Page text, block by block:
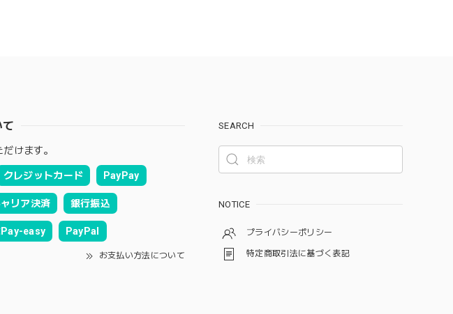
けます。
クレジットカード PayPay
リア決済 銀行振込
Pay-easy PayPal
お支払い方法について
SEARCH
NOTICE
プライバシーポリシー
特定商取引法に基づく表記